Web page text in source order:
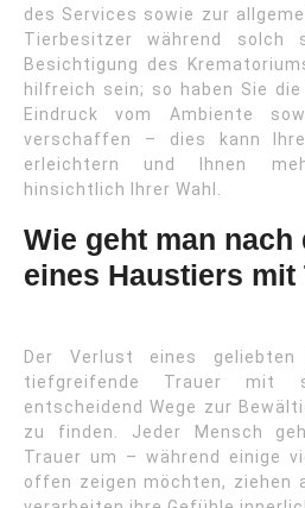
des Services sowie zur
Tierbesitzer während solch
Besichtigung des
hilfreich sein; so haben Sie
Eindruck vom Ambiente
verschaffen – dies kann
erleichtern und Ihnen
hinsichtlich Ihrer Wahl.
Wie geht man nach
eines Haustiers mit
Der Verlust eines
tiefgreifende Trauer
entscheidend Wege zur
zu finden. Jeder Mensch
Trauer um – während einige
offen zeigen möchten, ziehen